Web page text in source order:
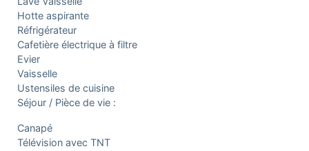
Hotte aspirante
Réfrigérateur
Cafetière électrique à filtre
Evier
Vaisselle
Ustensiles de cuisine
Séjour / Pièce de vie :
Canapé
Télévision avec TNT